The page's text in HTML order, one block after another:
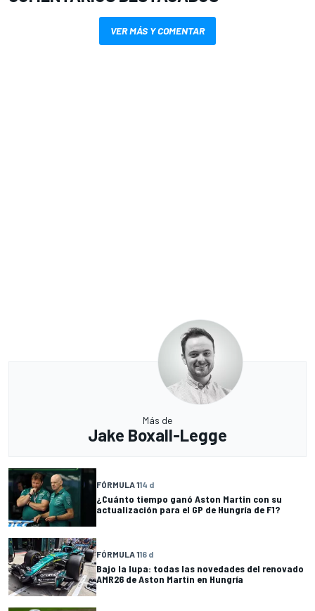
VER MÁS Y COMENTAR
Más de
Jake Boxall-Legge
FÓRMULA 114 d
¿Cuánto tiempo ganó Aston Martin con su
actualización para el GP de Hungría de F1?
FÓRMULA 116 d
Bajo la lupa: todas las novedades del renovado
AMR26 de Aston Martin en Hungría